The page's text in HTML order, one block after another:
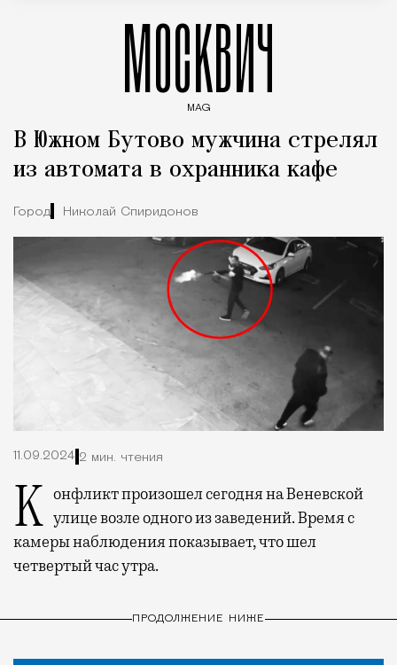
МОСКВИЧ
MAG
В Южном Бутово мужчина стрелял
из автомата в охранника кафе
Город Николай Спиридонов
11.09.2024 2 мин. чтения
Конфликт произошел сегодня на Веневской улице возле одного из заведений. Время с
камеры наблюдения показывает, что шел
четвертый час утра.
ПРОДОЛЖЕНИЕ НИЖЕ